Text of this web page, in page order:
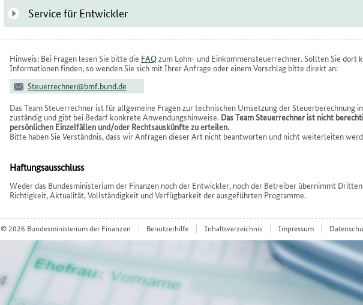
Service für Entwickler
Hinweis: Bei Fragen lesen Sie bitte die FAQzum Lohn- und Einkommensteuerrechner. Sollten Sie dort
Informationen finden, so wenden Sie sich mit Ihrer Anfrage oder einem Vorschlag bitte direkt an:
Steuerrechner@bmf.bund.de
Das Team Steuerrechner ist für allgemeine Fragen zur technischen Umsetzung der Steuerberechnung
zuständig und gibt bei Bedarf konkrete Anwendungshinweise. Das Team Steuerrechner ist nicht
persönlichen Einzelfällen und/oder Rechtsauskünfte zu erteilen.
Bitte haben Sie Verständnis, dass wir Anfragen dieser Art nicht beantworten und nicht weiterleiten
Haftungsausschluss
Weder das Bundesministerium der Finanzen noch der Entwickler, noch der Betreiber übernimmt
Richtigkeit, Aktualität, Vollständigkeit und Verfügbarkeit der ausgeführten Programme.
© 2026 Bundesministerium der Finanzen Benutzerhilfe Inhaltsverzeichnis Impressum